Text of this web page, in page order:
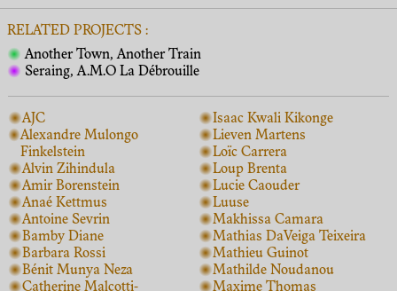
RELATED PROJECTS :
Another Town, Another Train
Seraing, A.M.O La Débrouille
AJC
Alexandre Mulongo
Finkelstein
Alvin Zihindula
Amir Borenstein
Anaé Kettmus
Antoine Sevrin
Bamby Diane
Barbara Rossi
Bénit Munya Neza
Catherine Malcotti-
Isaac Kwali Kikonge
Lieven Martens
Loïc Carrera
Loup Brenta
Lucie Caouder
Luuse
Makhissa Camara
Mathias DaVeiga Teixeira
Mathieu Guinot
Mathilde Noudanou
Maxime Thomas